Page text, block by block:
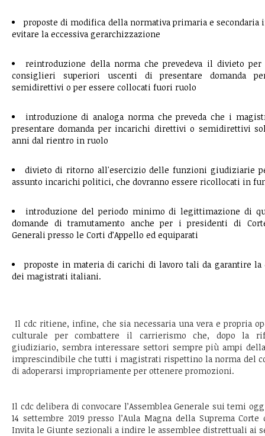
proposte di modifica della normativa primaria e secondaria
evitare la eccessiva gerarchizzazione
reintroduzione della norma che prevedeva il divieto
consiglieri superiori uscenti di presentare domanda
semidirettivi o per essere collocati fuori ruolo
introduzione di analoga norma che preveda che i
presentare domanda per incarichi direttivi o semidirettivi
anni dal rientro in ruolo
divieto di ritorno all'esercizio delle funzioni giudiziarie
assunto incarichi politici, che dovranno essere ricollocati in
introduzione del periodo minimo di legittimazione di
domande di tramutamento anche per i presidenti di
Generali presso le Corti d’Appello ed equiparati
proposte in materia di carichi di lavoro tali da garantire la
dei magistrati italiani.
Il cdc ritiene, infine, che sia necessaria una vera e propria
culturale per combattere il carrierismo che, dopo la
giudiziario, sembra interessare settori sempre più ampi
imprescindibile che tutti i magistrati rispettino la norma del
di adoperarsi impropriamente per ottenere promozioni.
Il cdc delibera di convocare l’Assemblea Generale sui temi
14 settembre 2019 presso l’Aula Magna della Suprema Corte
Invita le Giunte sezionali a indire le assemblee distrettuali ai